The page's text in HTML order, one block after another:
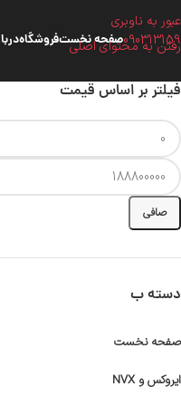
عبور به ناوبری
رفتن به محتوای اصلی
صفحه نخستفروشگاه
فیلتر بر اساس قیمت
صافی
دسته ب
صفحه نخست
ایروکس و NVX